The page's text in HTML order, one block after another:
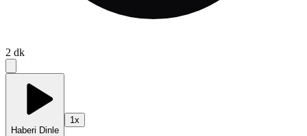
2 dk
Haberi Dinle
1 x